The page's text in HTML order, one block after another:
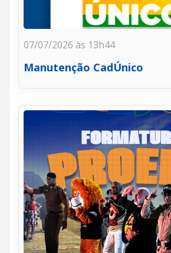
07/07/2026 às 13h44
Manutenção CadÚnico